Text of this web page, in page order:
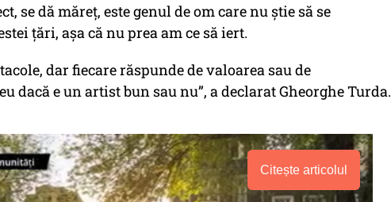
se dă măreț, este genul de om care nu știe să se
țări, așa că nu prea am ce să iert.
dar fiecare răspunde de valoarea sau de
dacă e un artist bun sau nu”, a declarat Gheorghe Turda.
Citește articolul